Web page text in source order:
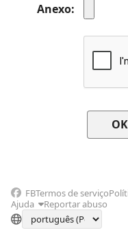
Anexo
FBTermos de serviço
Ajuda
Reportar abuso